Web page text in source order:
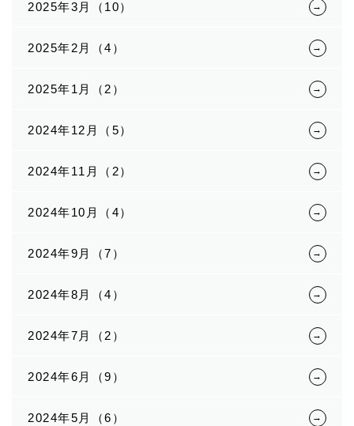
2025年3月（10）
2025年2月（4）
2025年1月（2）
2024年12月（5）
2024年11月（2）
2024年10月（4）
2024年9月（7）
2024年8月（4）
2024年7月（2）
2024年6月（9）
2024年5月（6）